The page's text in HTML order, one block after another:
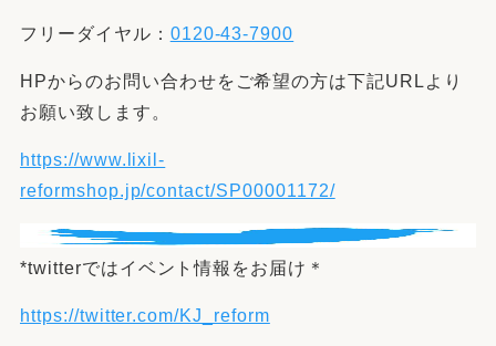
フリーダイヤル： 0120-43-7900
HPからのお問い合わせをご希望の方は下記URLより
お願い致します。
https://www.lixil-
reformshop.jp/contact/SP00001172/
*twitterではイベント情報をお届け＊
https://twitter.com/KJ_reform